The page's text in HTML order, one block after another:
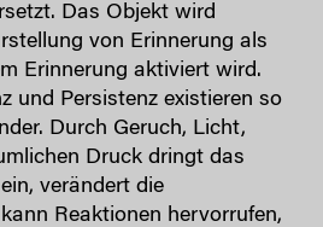
Das Objekt wird
von Erinnerung als
Erinnerung aktiviert wird.
und Persistenz existieren so
Durch Geruch, Licht,
Druck dringt das
verändert die
Reaktionen hervorrufen,